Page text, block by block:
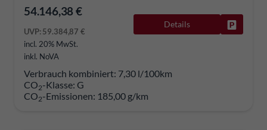
54.146,38 €
UVP:59.384,87 €
incl. 20% MwSt.
inkl. NoVA
Details
Verbrauch kombiniert: 7,30 l/100km
CO2-Klasse: G
CO2-Emissionen: 185,00 g/km